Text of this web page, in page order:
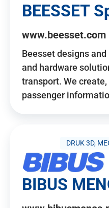
BEESSET
www.beesset.com
Beesset designs
and hardware
transport. We
passenger
DRUK 3D,
BIBUS